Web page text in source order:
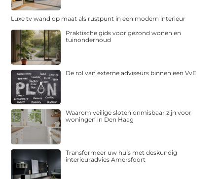
Luxe tv wand op maat als rustpunt in een modern interieur
Praktische gids voor gezond wonen en
tuinonderhoud
De rol van externe adviseurs binnen een VvE
Waarom veilige sloten onmisbaar zijn voor
woningen in Den Haag
Transformeer uw huis met deskundig
interieuradvies Amersfoort